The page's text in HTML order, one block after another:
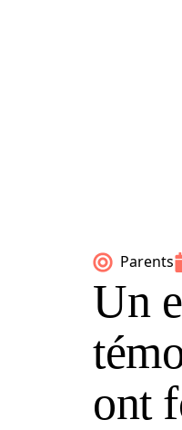
Parents
Un
ont